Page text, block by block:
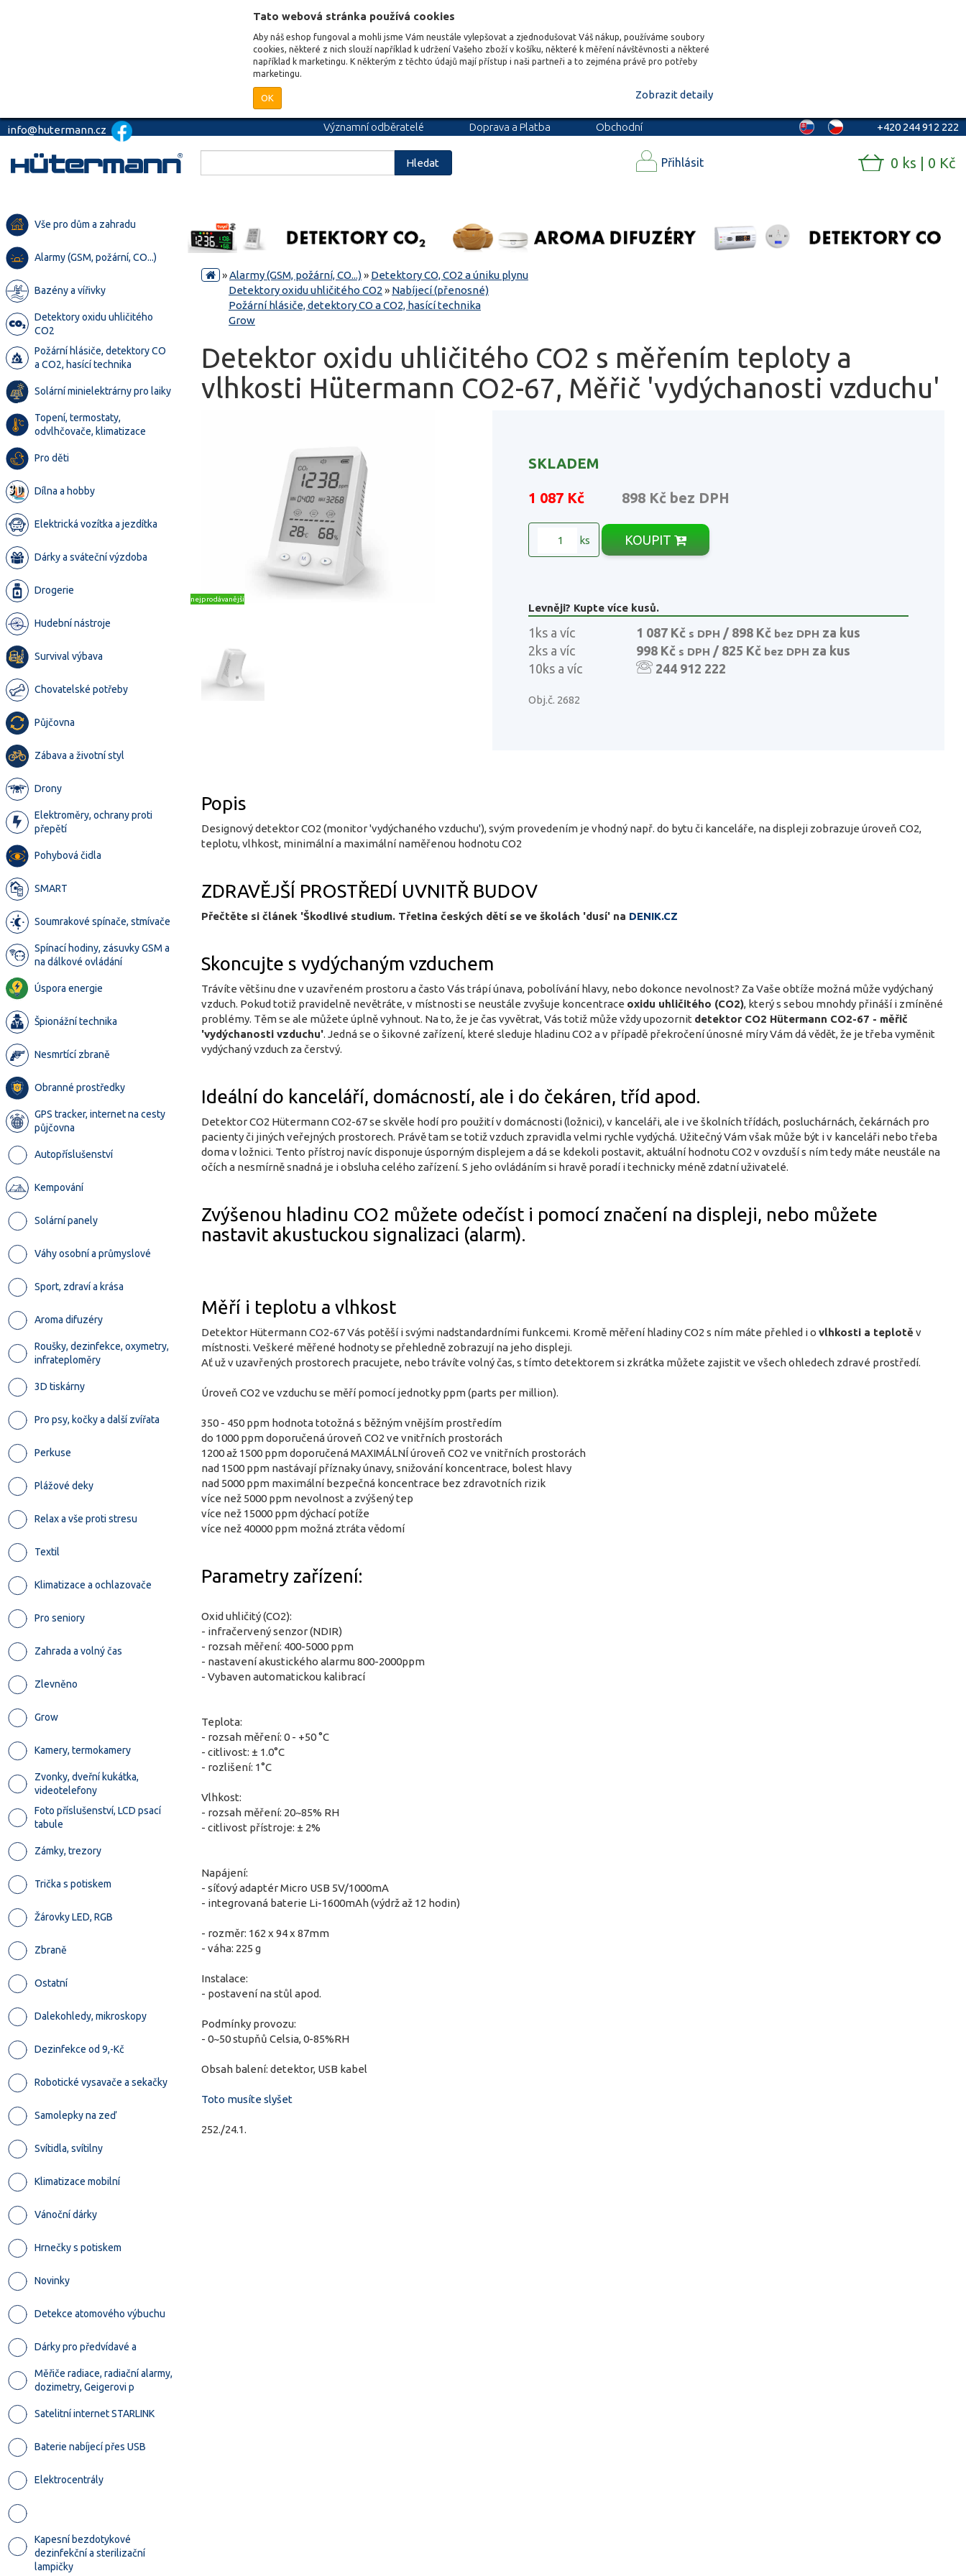
Tato webová stránka používá cookies
Aby náš eshop fungoval a mohli jsme Vám neustále vylepšovat a zjednodušovat Váš nákup, používáme soubory
cookies, některé z nich slouží například k udržení Vašeho zboží v košíku, některé k měření návštěvnosti a některé
například k marketingu. K některým z těchto údajů mají přístup i naši partneři a to zejména právě pro potřeby
marketingu.
OK Zobrazit detaily
info@hutermann.cz Významní odběratelé Doprava a Platba
Obchodní
+420 244 912 222
Hledat Přihlásit 0 ks | 0 Kč
Vše pro dům a zahradu
Alarmy (GSM, požární, CO...)
Bazény a vířivky
Detektory oxidu uhličitého
CO2
Požární hlásiče, detektory CO
a CO2, hasící technika
Solární minielektrárny pro laiky
Topení, termostaty,
odvlhčovače, klimatizace
Pro děti
Dílna a hobby
Elektrická vozítka a jezdítka
Dárky a sváteční výzdoba
Drogerie
Hudební nástroje
Survival výbava
Chovatelské potřeby
Půjčovna
Zábava a životní styl
Drony
Elektroměry, ochrany proti
přepětí
Pohybová čidla
SMART
Soumrakové spínače, stmívače
Spínací hodiny, zásuvky GSM a
na dálkové ovládání
Úspora energie
Špionážní technika
Nesmrtící zbraně
Obranné prostředky
GPS tracker, internet na cesty
půjčovna
Autopříslušenství
Kempování
Solární panely
Váhy osobní a průmyslové
Sport, zdraví a krása
Aroma difuzéry
Roušky, dezinfekce, oxymetry,
infrateploměry
3D tiskárny
Pro psy, kočky a další zvířata
Perkuse
Plážové deky
Relax a vše proti stresu
Textil
Klimatizace a ochlazovače
Pro seniory
Zahrada a volný čas
Zlevněno
Grow
Kamery, termokamery
Zvonky, dveřní kukátka,
videotelefony
Foto příslušenství, LCD psací
tabule
Zámky, trezory
Trička s potiskem
Žárovky LED, RGB
Zbraně
Ostatní
Dalekohledy, mikroskopy
Dezinfekce od 9,-Kč
Robotické vysavače a sekačky
Samolepky na zeď
Svítidla, svítilny
Klimatizace mobilní
Vánoční dárky
Hrnečky s potiskem
Novinky
Detekce atomového výbuchu
Dárky pro předvídavé a
Měřiče radiace, radiační alarmy,
dozimetry, Geigerovi p
Satelitní internet STARLINK
Baterie nabíjecí přes USB
Elektrocentrály
Kapesní bezdotykové
dezinfekční a sterilizační
lampičky
»Alarmy (GSM, požární, CO...)» Detektory CO, CO2 a úniku plynu
Detektory oxidu uhličitého CO2 » Nabíjecí (přenosné)
Požární hlásiče, detektory CO a CO2, hasící technika
Grow
Detektor oxidu uhličitého CO2 s měřením teploty a
vlhkosti Hütermann CO2-67, Měřič 'vydýchanosti vzduchu'
nejprodávanější
SKLADEM
1 087 Kč 898 Kč bez DPH
ks KOUPIT
Levněji? Kupte více kusů.
1ks a víc 1 087 Kčs DPH / 898 Kč bez DPH za kus
2ks a víc
998 Kčs DPH / 825 Kč bez DPH za kus
10ks a víc
244 912 222
Obj.č. 2682
Popis
Designový detektor CO2 (monitor 'vydýchaného vzduchu'), svým provedením je vhodný např. do bytu či kanceláře, na displeji zobrazuje úroveň CO2,
teplotu, vlhkost, minimální a maximální naměřenou hodnotu CO2
ZDRAVĚJŠÍ PROSTŘEDÍ UVNITŘ BUDOV
Přečtěte si článek 'Škodlivé studium. Třetina českých dětí se ve školách 'dusí' na DENIK.CZ
Skoncujte s vydýchaným vzduchem
Trávíte většinu dne v uzavřeném prostoru a často Vás trápí únava, pobolívání hlavy, nebo dokonce nevolnost? Za Vaše obtíže možná může vydýchaný
vzduch. Pokud totiž pravidelně nevětráte, v místnosti se neustále zvyšuje koncentrace oxidu uhličitého (CO2), který s sebou mnohdy přináší i zmíněné
problémy. Těm se ale můžete úplně vyhnout. Na to, že je čas vyvětrat, Vás totiž může vždy upozornit detektor CO2 Hütermann CO2-67 - měřič
'vydýchanosti vzduchu'. Jedná se o šikovné zařízení, které sleduje hladinu CO2 a v případě překročení únosné míry Vám dá vědět, že je třeba vyměnit
vydýchaný vzduch za čerstvý.
Ideální do kanceláří, domácností, ale i do čekáren, tříd apod.
Detektor CO2 Hütermann CO2-67 se skvěle hodí pro použití v domácnosti (ložnici), v kanceláři, ale i ve školních třídách, posluchárnách, čekárnách pro
pacienty či jiných veřejných prostorech. Právě tam se totiž vzduch zpravidla velmi rychle vydýchá. Užitečný Vám však může být i v kanceláři nebo třeba
doma v ložnici. Tento přístroj navíc disponuje úsporným displejem a dá se kdekoli postavit, aktuální hodnotu CO2 v ovzduší s ním tedy máte neustále na
očích a nesmírně snadná je i obsluha celého zařízení. S jeho ovládáním si hravě poradí i technicky méně zdatní uživatelé.
Zvýšenou hladinu CO2 můžete odečíst i pomocí značení na displeji, nebo můžete
nastavit akustuckou signalizaci (alarm).
Měří i teplotu a vlhkost
Detektor Hütermann CO2-67 Vás potěší i svými nadstandardními funkcemi. Kromě měření hladiny CO2 s ním máte přehled i o vlhkosti a teplotě v
místnosti. Veškeré měřené hodnoty se přehledně zobrazují na jeho displeji.
Ať už v uzavřených prostorech pracujete, nebo trávíte volný čas, s tímto detektorem si zkrátka můžete zajistit ve všech ohledech zdravé prostředí.
Úroveň CO2 ve vzduchu se měří pomocí jednotky ppm (parts per million).
350 - 450 ppm hodnota totožná s běžným vnějším prostředím
do 1000 ppm doporučená úroveň CO2 ve vnitřních prostorách
1200 až 1500 ppm doporučená MAXIMÁLNÍ úroveň CO2 ve vnitřních prostorách
nad 1500 ppm nastávají příznaky únavy, snižování koncentrace, bolest hlavy
nad 5000 ppm maximální bezpečná koncentrace bez zdravotních rizik
více než 5000 ppm nevolnost a zvýšený tep
více než 15000 ppm dýchací potíže
více než 40000 ppm možná ztráta vědomí
Parametry zařízení:
Oxid uhličitý (CO2):
- infračervený senzor (NDIR)
- rozsah měření: 400-5000 ppm
- nastavení akustického alarmu 800-2000ppm
- Vybaven automatickou kalibrací
Teplota:
- rozsah měření: 0 - +50 °C
- citlivost: ± 1.0°C
- rozlišení: 1°C
Vlhkost:
- rozsah měření: 20~85% RH
- citlivost přístroje: ± 2%
Napájení:
- síťový adaptér Micro USB 5V/1000mA
- integrovaná baterie Li-1600mAh (výdrž až 12 hodin)
- rozměr: 162 x 94 x 87mm
- váha: 225 g
Instalace:
- postavení na stůl apod.
Podmínky provozu:
- 0~50 stupňů Celsia, 0-85%RH
Obsah balení: detektor, USB kabel
Toto musíte slyšet
252./24.1.